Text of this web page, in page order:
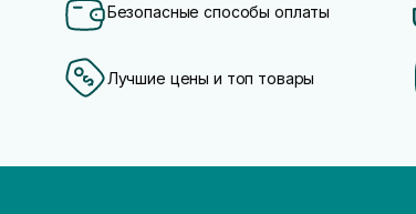
Безопасные способы оплаты
Лучшие цены и топ товары